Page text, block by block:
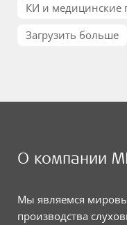
КИ и медицинские
Загрузить больше
О компании
Мы являемся
производства